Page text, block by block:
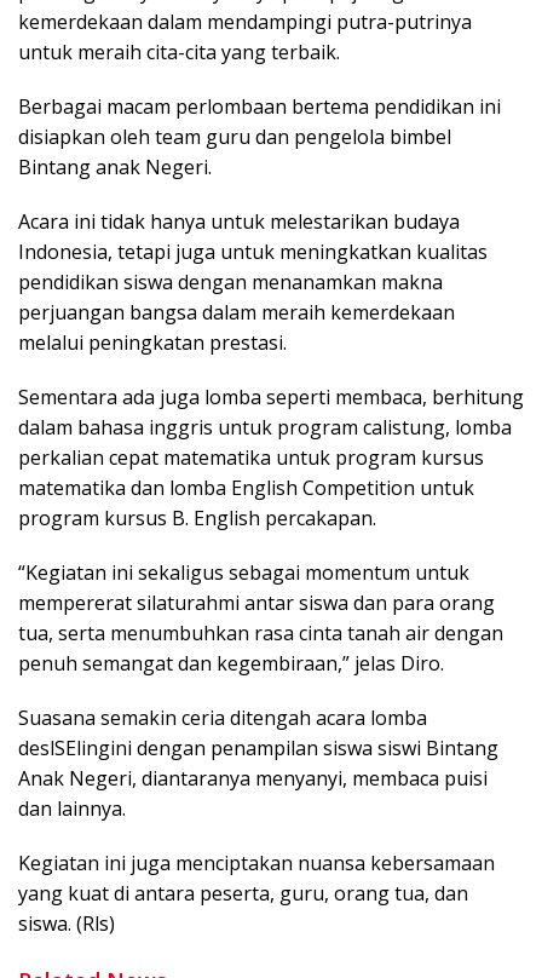
kemerdekaan dalam mendampingi putra-putrinya
untuk meraih cita-cita yang terbaik.
Berbagai macam perlombaan bertema pendidikan ini
disiapkan oleh team guru dan pengelola bimbel
Bintang anak Negeri.
Acara ini tidak hanya untuk melestarikan budaya
Indonesia, tetapi juga untuk meningkatkan kualitas
pendidikan siswa dengan menanamkan makna
perjuangan bangsa dalam meraih kemerdekaan
melalui peningkatan prestasi.
Sementara ada juga lomba seperti membaca, berhitung
dalam bahasa inggris untuk program calistung, lomba
perkalian cepat matematika untuk program kursus
matematika dan lomba English Competition untuk
program kursus B. English percakapan.
“Kegiatan ini sekaligus sebagai momentum untuk
mempererat silaturahmi antar siswa dan para orang
tua, serta menumbuhkan rasa cinta tanah air dengan
penuh semangat dan kegembiraan,” jelas Diro.
Suasana semakin ceria ditengah acara lomba
deslSElingini dengan penampilan siswa siswi Bintang
Anak Negeri, diantaranya menyanyi, membaca puisi
dan lainnya.
Kegiatan ini juga menciptakan nuansa kebersamaan
yang kuat di antara peserta, guru, orang tua, dan
siswa. (Rls)